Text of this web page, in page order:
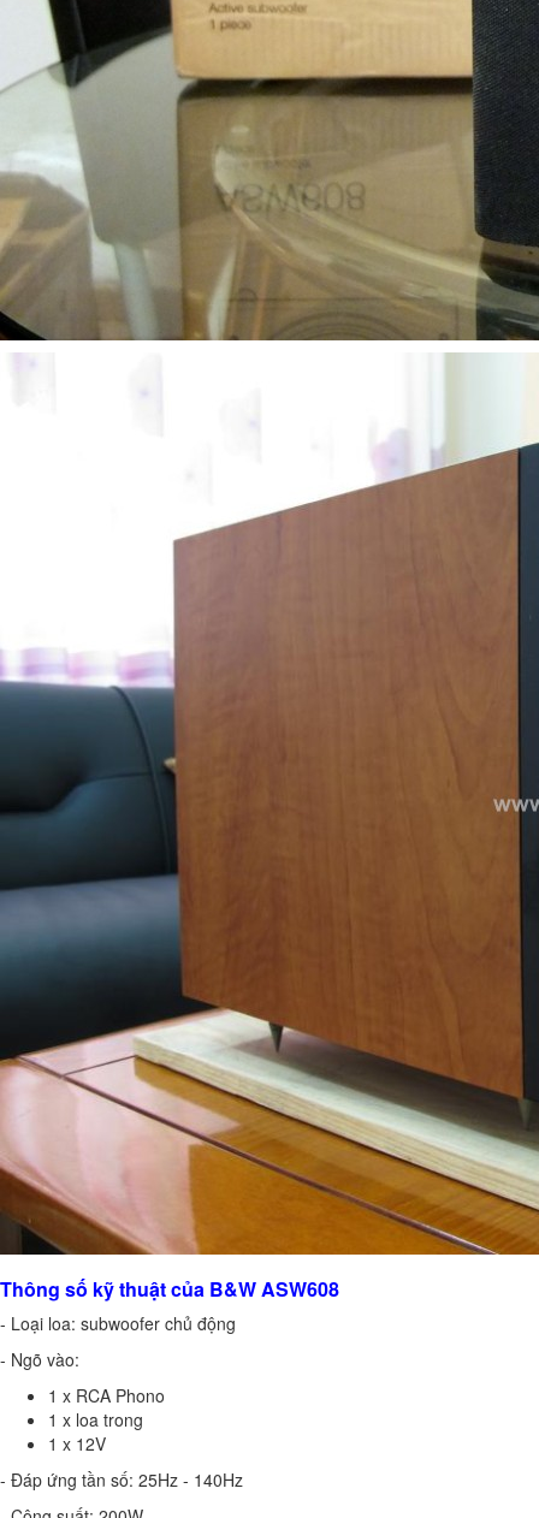
Thông số kỹ thuật của B&W ASW608
- Loại loa: subwoofer chủ động
- Ngõ vào:
1 x RCA Phono
1 x loa trong
1 x 12V
- Đáp ứng tần số: 25Hz - 140Hz